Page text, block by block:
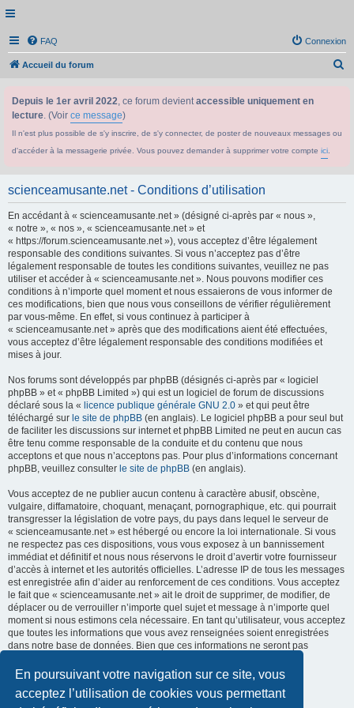
En poursuivant votre navigation sur ce site, vous
acceptez l’utilisation de cookies vous permettant
FAQ Connexion
Accueil du forum
Depuis le 1er avril 2022, ce forum devientaccessible uniquement en
lecture. (Voir ce message)
Il n'est plus possible de s'y inscrire, de s'y connecter, de poster de nouveaux messages ou
d'accéder à la messagerie privée. Vous pouvez demander à supprimer votre compte ici
scienceamusante.net - Conditions d’utilisation
En accédant à « scienceamusante.net » (désigné ci-après par « nous »,
« notre », « nos », « scienceamusante.net » et
« https://forum.scienceamusante.net »), vous acceptez d’être légalement
responsable des conditions suivantes. Si vous n’acceptez pas d’être
légalement responsable de toutes les conditions suivantes, veuillez ne pas
utiliser et accéder à « scienceamusante.net ». Nous pouvons modifier ces
conditions à n’importe quel moment et nous essaierons de vous informer de
ces modifications, bien que nous vous conseillons de vérifier régulièrement
par vous-même. En effet, si vous continuez à participer à
« scienceamusante.net » après que des modifications aient été effectuées,
vous acceptez d’être légalement responsable des conditions modifiées et
mises à jour.
Nos forums sont développés par phpBB (désignés ci-après par « logiciel
phpBB » et « phpBB Limited ») qui est un logiciel de forum de discussions
déclaré sous la « licence publique générale GNU 2.0 » et qui peut être
téléchargé sur le site de phpBB (en anglais). Le logiciel phpBB a pour seul but
de faciliter les discussions sur internet et phpBB Limited ne peut en aucun cas
être tenu comme responsable de la conduite et du contenu que nous
acceptons et que nous n’acceptons pas. Pour plus d’informations concernant
phpBB, veuillez consulter le site de phpBB (en anglais).
Vous acceptez de ne publier aucun contenu à caractère abusif, obscène,
vulgaire, diffamatoire, choquant, menaçant, pornographique, etc. qui pourrait
transgresser la législation de votre pays, du pays dans lequel le serveur de
« scienceamusante.net » est hébergé ou encore la loi internationale. Si vous
ne respectez pas ces dispositions, vous vous exposez à un bannissement
immédiat et définitif et nous nous réservons le droit d’avertir votre fournisseur
d’accès à internet et les autorités officielles. L’adresse IP de tous les messages
est enregistrée afin d’aider au renforcement de ces conditions. Vous acceptez
le fait que « scienceamusante.net » ait le droit de supprimer, de modifier, de
déplacer ou de verrouiller n’importe quel sujet et message à n’importe quel
moment si nous estimons cela nécessaire. En tant qu’utilisateur, vous acceptez
que toutes les informations que vous avez renseignées soient enregistrées
dans notre base de données. Bien que ces informations ne seront pas
« scienceamusante.net », ni phpBB, ne pourront être tenus comme
responsables en cas de tentative de piratage informatique visant à
compromettre vos données.